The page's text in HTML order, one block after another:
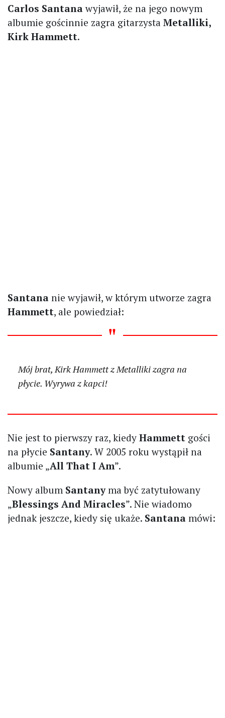
Carlos Santanawyjawił, że na jego nowym
albumie gościnnie zagra gitarzysta Metalliki,
Kirk Hammett.
Santana nie wyjawił, w którym utworze zagra
Hammett, ale powiedział:
Mój brat, Kirk Hammett z Metalliki zagra na
płycie. Wyrywa z kapci!
Nie jest to pierwszy raz, kiedy Hammett gości
na płycie Santany. W 2005 roku wystąpił na
albumie „All That I Am”.
Nowy album Santanyma być zatytułowany
„Blessings And Miracles”. Nie wiadomo
jednak jeszcze, kiedy się ukaże. Santana mówi: